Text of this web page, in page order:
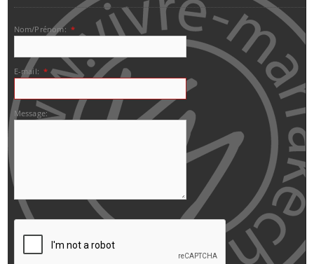
Nom/Prénom: *
E-mail: *
Message: